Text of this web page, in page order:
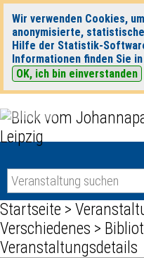
Wir verwenden Cookies,
anonymisierte,
Hilfe der Statistik-
Informationen finden Sie
OK, ich bin einverstanden
Startseite >
Verschiedenes >
Veranstaltungsdetails